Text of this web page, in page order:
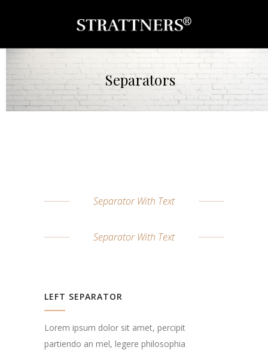
Separators
Separator With Text
Separator With Text
LEFT SEPARATOR
Lorem ipsum dolor sit amet, percipit
partiendo an mel, legere philosophia